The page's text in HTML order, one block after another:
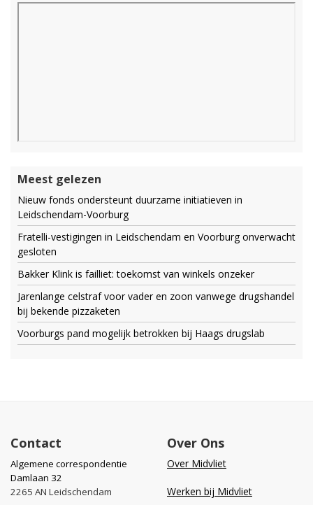
Meest gelezen
Nieuw fonds ondersteunt duurzame initiatieven in
Leidschendam-Voorburg
Fratelli-vestigingen in Leidschendam en Voorburg onverwacht
gesloten
Bakker Klink is failliet: toekomst van winkels onzeker
Jarenlange celstraf voor vader en zoon vanwege drugshandel
bij bekende pizzaketen
Voorburgs pand mogelijk betrokken bij Haags drugslab
Contact
Algemene correspondentie
Damlaan 32
2265 AN Leidschendam
Over Ons
Over Midvliet
Werken bij Midvliet